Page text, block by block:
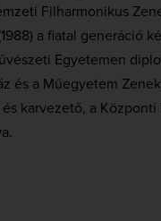
Filharmonikus
a fiatal generáció
Egyetemen
és a Műegyetem
karvezető, a Központi